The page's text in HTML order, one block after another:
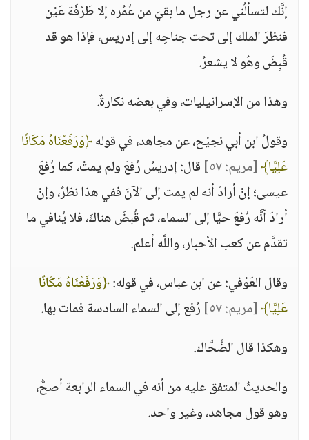
إنَّك لتسألُني عن رجل ما بقيَ من عُمُره إلا طَرْفَة عَيْن
فنظرَ الملك إلى تحت جناحِه إلى إدريس، فإذا هو قد
قُبِضَ وهُو لا يشعرُ.
وهذا من الإسرائيليات، وفي بعضه نكارةٌ.
وقولُ ابن أبي نجيْح، عن مجاهد، في قوله﴿وَرَفَعْنَاهُ مَكَانًا
عَلِيًّا﴾[مريم: ٥٧]
قال: إدريسُ رُفعَ ولم يمتْ، كما رُفعَ
عيسى؛ إنْ أرادَ أنه لم يمت إلى الآنَ ففي هذا نظرٌ، وإنْ
أرادَ أنَّه رُفعَ حيًّا إلى السماء، ثم قُبضَ هناكَ، فلا يُنافي ما
تقدَّم عن كعب الأحبار، واللَّه أعلم.
وقال العَوْفي: عن ابن عباس، في قوله:﴿وَرَفَعْنَاهُ مَكَانًا
عَلِيًّا﴾[مريم: ٥٧]
رُفع إلى السماء السادسة فمات بها.
وهكذا قال الضَّحَّاك.
والحديثُ المتفق عليه من أنه في السماء الرابعة أصحُّ،
وهو قول مجاهد، وغير واحد.